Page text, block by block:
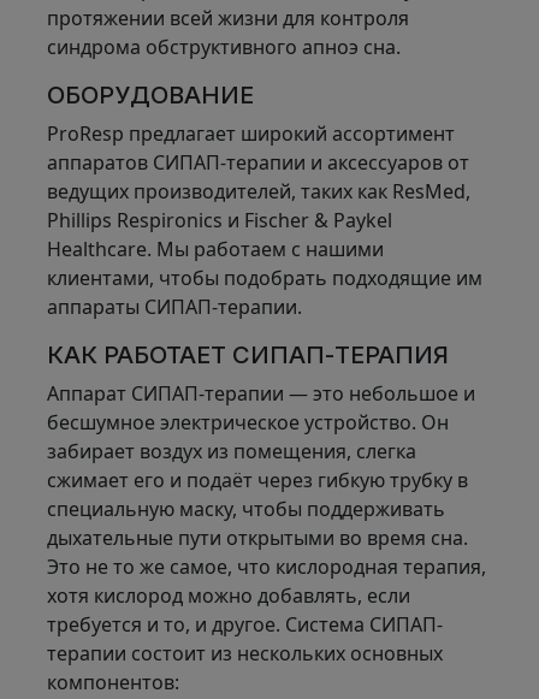
протяжении всей жизни для контроля
синдрома обструктивного апноэ сна.
ОБОРУДОВАНИЕ
ProResp предлагает широкий ассортимент
аппаратов СИПАП-терапии и аксессуаров от
ведущих производителей, таких как ResMed,
Phillips Respironics и Fischer & Paykel
Healthcare. Мы работаем с нашими
клиентами, чтобы подобрать подходящие им
аппараты СИПАП-терапии.
КАК РАБОТАЕТ СИПАП-ТЕРАПИЯ
Аппарат СИПАП-терапии — это небольшое и
бесшумное электрическое устройство. Он
забирает воздух из помещения, слегка
сжимает его и подаёт через гибкую трубку в
специальную маску, чтобы поддерживать
дыхательные пути открытыми во время сна.
Это не то же самое, что кислородная терапия,
хотя кислород можно добавлять, если
требуется и то, и другое. Система СИПАП-
терапии состоит из нескольких основных
компонентов: